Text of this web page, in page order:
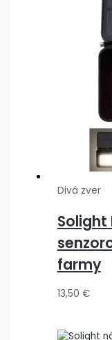
Divá zver
Solight
farmy
13,50 €